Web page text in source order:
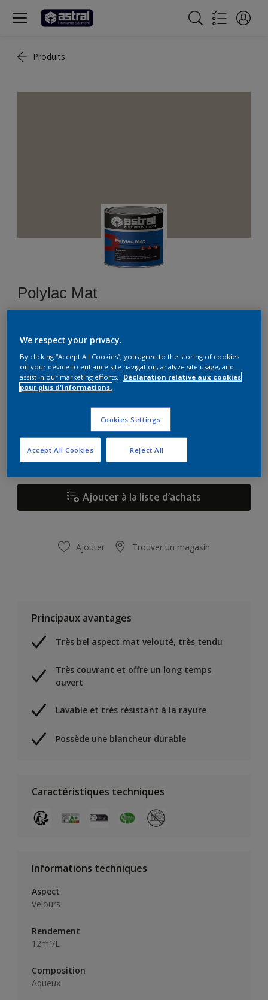
Produits
Polylac Mat
Format
Ajouter à la liste d’achats
Ajouter Trouver un magasin
Principaux avantages
Très bel aspect mat velouté, très tendu
Très couvrant et offre un long temps
ouvert
Lavable et très résistant à la rayure
Possède une blancheur durable
Caractéristiques techniques
Informations techniques
Aspect
Velours
Rendement
12m²/L
Composition
Aqueux
We respect your privacy.
By clicking “Accept All Cookies”, you agree to the storing of cookies
on your device to enhance site navigation, analyze site usage, and
assist in our marketing efforts.
Déclaration relative aux cookies
pour plus d'informations.
Cookies Settings
Reject All
Accept All Cookies